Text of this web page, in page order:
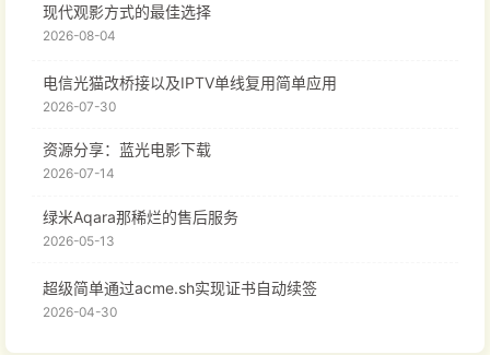
现代观影方式的最佳选择
2026-08-04
电信光猫改桥接以及IPTV单线复用简单应用
2026-07-30
资源分享：蓝光电影下载
2026-07-14
绿米Aqara那稀烂的售后服务
2026-05-13
超级简单通过acme.sh实现证书自动续签
2026-04-30